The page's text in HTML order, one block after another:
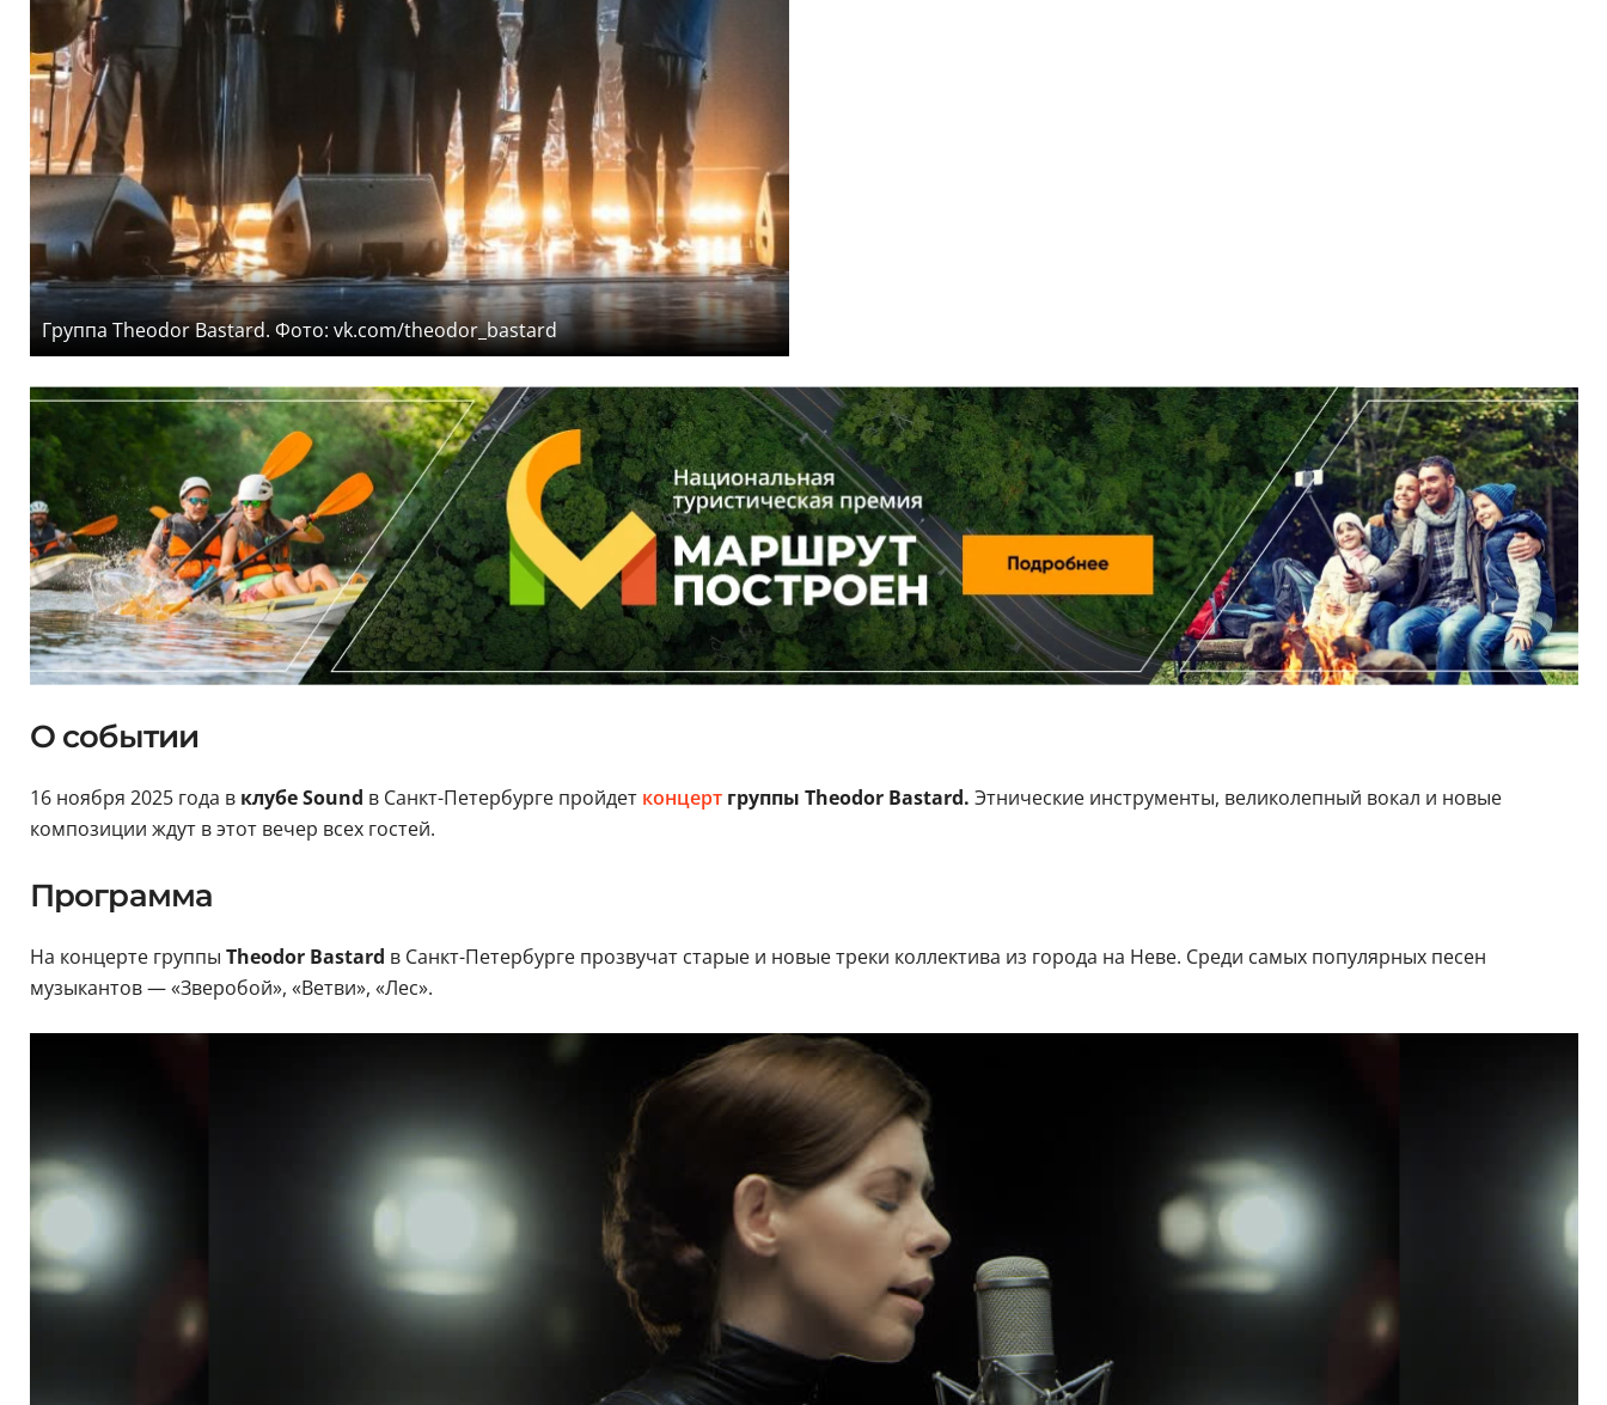
Группа Theodor Bastard. Фото: vk.com/theodor_bastard
О событии
16 ноября 2025 года в клубе Sound в Санкт-Петербурге пройдет концертгруппы Theodor Bastard. Этнические инструменты, великолепный вокал и новые
композиции ждут в этот вечер всех гостей.
Программа
На концерте группы Theodor Bastard в Санкт-Петербурге прозвучат старые и новые треки коллектива из города на Неве. Среди самых популярных песен
музыкантов — «Зверобой», «Ветви», «Лес».